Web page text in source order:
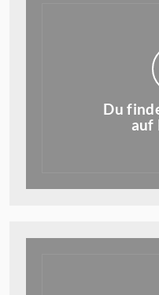
Du
auf